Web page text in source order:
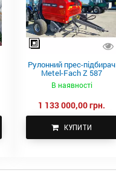
Рулонний прес-підбирач
Metel-Fach Z 587
В наявності
1 133 000,00 грн.
КУПИТИ